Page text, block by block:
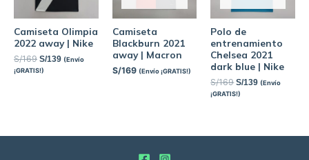
Camiseta Olimpia
2022 away | Nike
S/169 S/139 (Envío
¡GRATIS!)
Camiseta
Blackburn 2021
away | Macron
S/169 (Envío ¡GRATIS!)
Polo de
entrenamiento
Chelsea 2021
dark blue | Nike
S/169 S/139 (Envío
¡GRATIS!)